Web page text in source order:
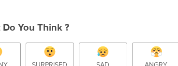
You Think ?